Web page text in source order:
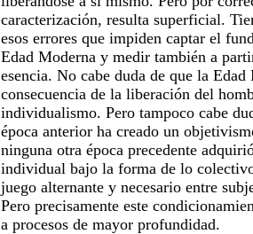
caracterización, resulta superficial.
esos errores que impiden captar el
Edad Moderna y medir también a
esencia. No cabe duda de que la
consecuencia de la liberación del
individualismo. Pero tampoco cabe
época anterior ha creado un
ninguna otra época precedente
individual bajo la forma de lo
juego alternante y necesario entre
Pero precisamente este
a procesos de mayor profundidad.